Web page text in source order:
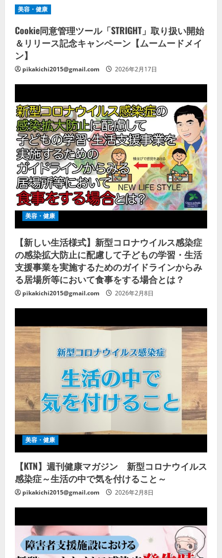
美容・健康
Cookie同意管理ツール「STRIGHT」取り扱い開始
＆リリース記念キャンペーン【ムームードメイ
ン】
pikakichi2015@gmail.com 2026年2月17日
美容・健康
【新しい生活様式】新型コロナウイルス感染症
の感染拡大防止に配慮して子どもの学習・生活
支援事業を実施するためのガイドラインからみ
る居場所等において食事をする場合とは？
pikakichi2015@gmail.com 2026年2月8日
美容・健康
【KTN】週刊健康マガジン 新型コロナウイルス
感染症～生活の中で気を付けること～
pikakichi2015@gmail.com 2026年2月8日